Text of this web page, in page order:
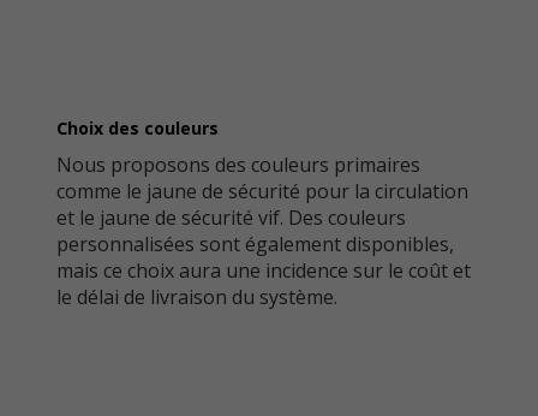
Choix des couleurs
Nous proposons des couleurs primaires
comme le jaune de sécurité pour la circulation
et le jaune de sécurité vif. Des couleurs
personnalisées sont également disponibles,
mais ce choix aura une incidence sur le coût et
le délai de livraison du système.